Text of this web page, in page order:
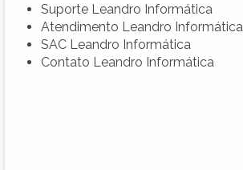
Suporte Leandro Informática
Atendimento Leandro Informática
SAC Leandro Informática
Contato Leandro Informática